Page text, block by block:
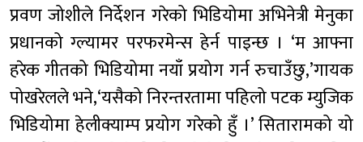
प्रवण जोशीले निर्देशन गरेको भिडियोमा अभिनेत्री मेनुका
प्रधानको ग्ल्यामर परफरमेन्स हेर्न पाइन्छ । ‘म आफ्ना
हरेक गीतको भिडियोमा नयाँ प्रयोग गर्न रुचाउँछु,’गायक
पोखरेलले भने,‘यसैको निरन्तरतामा पहिलो पटक म्युजिक
भिडियोमा हेलीक्याम्प प्रयोग गरेको हुँ ।’ सितारामको यो